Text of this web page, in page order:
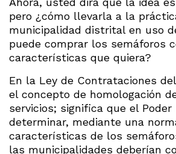
pero ¿cómo llevarla a la
municipalidad distrital en uso
puede comprar los semáforos
características que quiera?
En la Ley de Contrataciones
el concepto de homologación
servicios; significa que el Poder
determinar, mediante una
características de los
las municipalidades deberían